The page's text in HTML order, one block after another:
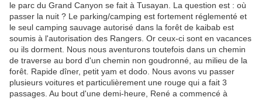
le parc du Grand Canyon se fait à Tusayan. La question est : où
passer la nuit ? Le parking/camping est fortement réglementé et
le seul camping sauvage autorisé dans la forêt de kaibab est
soumis à l'autorisation des Rangers. Or ceux-ci sont en vacances
ou ils dorment. Nous nous aventurons toutefois dans un chemin
de traverse au bord d'un chemin non goudronné, au milieu de la
forêt. Rapide dîner, petit yam et dodo. Nous avons vu passer
plusieurs voitures et particulièrement une rouge qui a fait 3
passages. Au bout d'une demi-heure, René a commencé à